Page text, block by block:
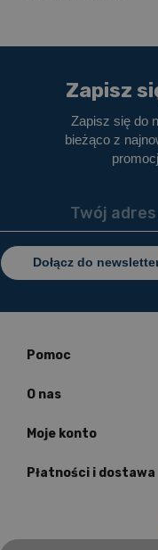
Zapisz
Zapisz się do
bieżąco z
Dołącz do
Pomoc
O nas
Moje konto
Płatności i dostawa